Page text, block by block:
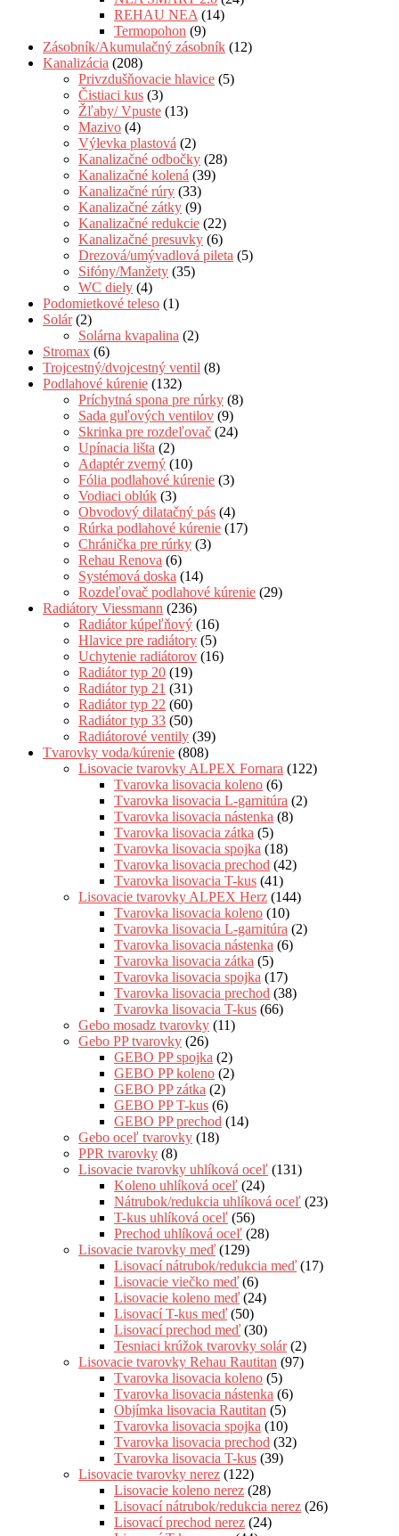
REHAU NEA (14)
Termopohon (9)
Zásobník/Akumulačný zásobník (12)
Kanalizácia (208)
Privzdušňovacie hlavice (5)
Čistiaci kus (3)
Žľaby/ Vpuste (13)
Mazivo (4)
Výlevka plastová (2)
Kanalizačné odbočky (28)
Kanalizačné kolená (39)
Kanalizačné rúry (33)
Kanalizačné zátky (9)
Kanalizačné redukcie (22)
Kanalizačné presuvky (6)
Drezová/umývadlová pileta (5)
Sifóny/Manžety (35)
WC diely (4)
Podomietkové teleso (1)
Solár (2)
Solárna kvapalina (2)
Stromax (6)
Trojcestný/dvojcestný ventil (8)
Podlahové kúrenie (132)
Príchytná spona pre rúrky (8)
Sada guľových ventilov (9)
Skrinka pre rozdeľovač (24)
Upínacia lišta (2)
Adaptér zverný (10)
Fólia podlahové kúrenie (3)
Vodiaci oblúk (3)
Obvodový dilatačný pás (4)
Rúrka podlahové kúrenie (17)
Chránička pre rúrky (3)
Rehau Renova (6)
Systémová doska (14)
Rozdeľovač podlahové kúrenie (29)
Radiátory Viessmann (236)
Radiátor kúpeľňový (16)
Hlavice pre radiátory (5)
Uchytenie radiátorov (16)
Radiátor typ 20 (19)
Radiátor typ 21 (31)
Radiátor typ 22 (60)
Radiátor typ 33 (50)
Radiátorové ventily (39)
Tvarovky voda/kúrenie (808)
Lisovacie tvarovky ALPEX Fornara (122)
Tvarovka lisovacia koleno (6)
Tvarovka lisovacia L-garnitúra (2)
Tvarovka lisovacia nástenka (8)
Tvarovka lisovacia zátka (5)
Tvarovka lisovacia spojka (18)
Tvarovka lisovacia prechod (42)
Tvarovka lisovacia T-kus (41)
Lisovacie tvarovky ALPEX Herz (144)
Tvarovka lisovacia koleno (10)
Tvarovka lisovacia L-garnitúra (2)
Tvarovka lisovacia nástenka (6)
Tvarovka lisovacia zátka (5)
Tvarovka lisovacia spojka (17)
Tvarovka lisovacia prechod (38)
Tvarovka lisovacia T-kus (66)
Gebo mosadz tvarovky (11)
Gebo PP tvarovky (26)
GEBO PP spojka (2)
GEBO PP koleno (2)
GEBO PP zátka (2)
GEBO PP T-kus (6)
GEBO PP prechod (14)
Gebo oceľ tvarovky (18)
PPR tvarovky (8)
Lisovacie tvarovky uhlíková oceľ (131)
Koleno uhlíková oceľ (24)
Nátrubok/redukcia uhlíková oceľ (23)
T-kus uhlíková oceľ (56)
Prechod uhlíková oceľ (28)
Lisovacie tvarovky meď (129)
Lisovací nátrubok/redukcia meď (17)
Lisovacie viečko meď (6)
Lisovacie koleno meď (24)
Lisovací T-kus meď (50)
Lisovací prechod meď (30)
Tesniaci krúžok tvarovky solár (2)
Lisovacie tvarovky Rehau Rautitan (97)
Tvarovka lisovacia koleno (5)
Tvarovka lisovacia nástenka (6)
Objímka lisovacia Rautitan (5)
Tvarovka lisovacia spojka (10)
Tvarovka lisovacia prechod (32)
Tvarovka lisovacia T-kus (39)
Lisovacie tvarovky nerez (122)
Lisovacie koleno nerez (28)
Lisovací nátrubok/redukcia nerez (26)
Lisovací prechod nerez (24)